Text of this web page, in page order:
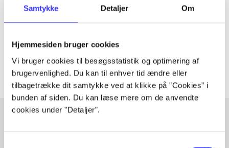
Samtykke Detaljer Om
Hjemmesiden bruger cookies
Vi bruger cookies til besøgsstatistik og optimering af
brugervenlighed. Du kan til enhver tid ændre eller
tilbagetrække dit samtykke ved at klikke på ”Cookies” i
bunden af siden. Du kan læse mere om de anvendte
cookies under ”Detaljer”.
lorem ipsum dolor sit amet ...
Artiklerne ihandler ofte om